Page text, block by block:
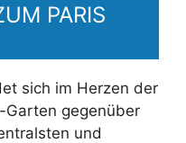
PARIS
sich im Herzen der
gegenüber
und